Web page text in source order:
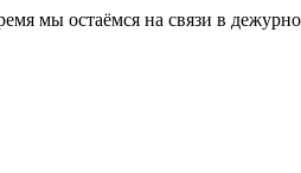
мы остаёмся на связи в